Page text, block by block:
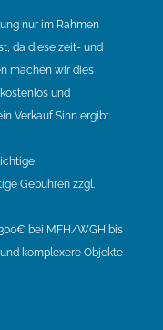
nur im Rahmen
da diese zeit- und
machen wir dies
und
Verkauf Sinn ergibt
Gebühren zzgl.
bei MFH/WGH bis
komplexere Objekte